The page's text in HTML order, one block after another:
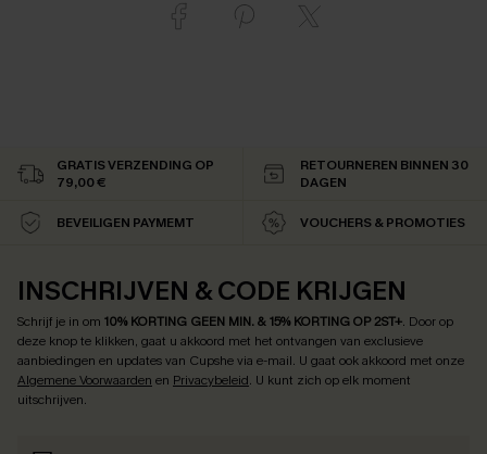
GRATIS VERZENDING OP
79,00 €
RETOURNEREN BINNEN 30
DAGEN
BEVEILIGEN PAYMEMT VOUCHERS & PROMOTIES
INSCHRIJVEN & CODE KRIJGEN
Schrijf je in om 10% KORTING GEEN MIN. & 15% KORTING OP 2ST+. Door op
deze knop te klikken, gaat u akkoord met het ontvangen van exclusieve
aanbiedingen en updates van Cupshe via e-mail. U gaat ook akkoord met onze
Algemene Voorwaarden en Privacybeleid. U kunt zich op elk moment
uitschrijven.